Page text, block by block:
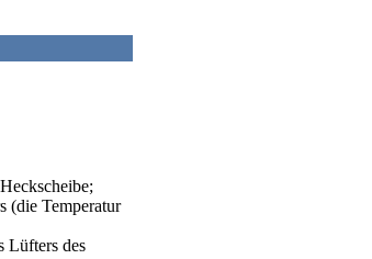
(die Temperatur
Lüfters des